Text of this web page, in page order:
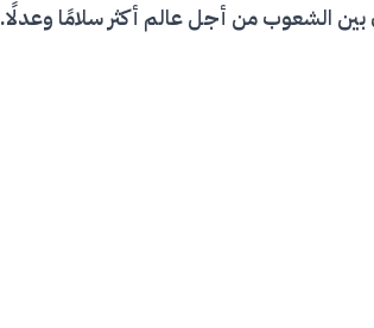
بين الشعوب من أجل عالم أكثر سلامًا وعدلًا.